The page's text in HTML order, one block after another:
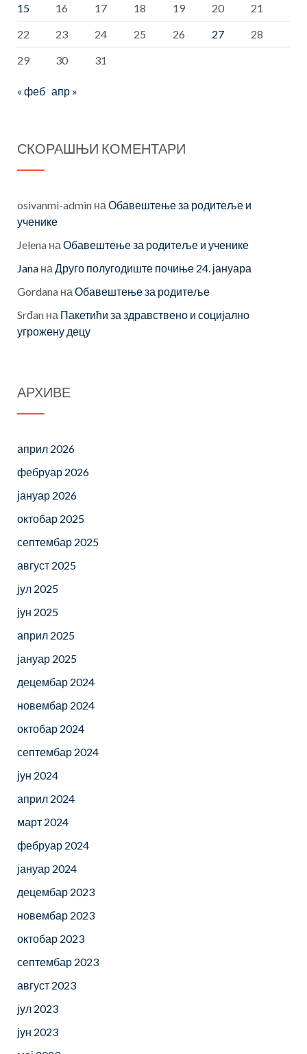
15
16 17 18 19 20
21
22
23 24 25 26 27
28
29
30 31
« феб апр »
СКОРАШЊИ КОМЕНТАРИ
osivanmi-admin на Обавештење за родитеље и
ученике
Jelena на Обавештење за родитеље и ученике
Jana на Друго полугодиште почиње 24. јануара
Gordana на Обавештење за родитеље
Srđan на Пакетићи за здравствено и социјално
угрожену децу
АРХИВЕ
април 2026
фебруар 2026
јануар 2026
октобар 2025
септембар 2025
август 2025
јул 2025
јун 2025
април 2025
јануар 2025
децембар 2024
новембар 2024
октобар 2024
септембар 2024
јун 2024
април 2024
март 2024
фебруар 2024
јануар 2024
децембар 2023
новембар 2023
октобар 2023
септембар 2023
август 2023
јул 2023
јун 2023